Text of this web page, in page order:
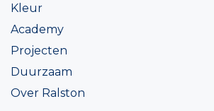
Kleur
Academy
Projecten
Duurzaam
Over Ralston